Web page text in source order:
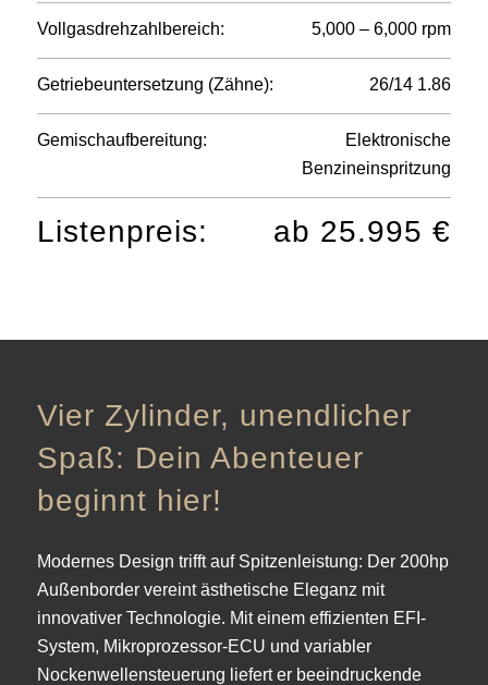
Vollgasdrehzahlbereich: 5,000 – 6,000 rpm
Getriebeuntersetzung (Zähne): 26/14 1.86
Gemischaufbereitung:
Elektronische
Benzineinspritzung
Listenpreis: ab 25.995 €
Vier Zylinder, unendlicher
Spaß: Dein Abenteuer
beginnt hier!
Modernes Design trifft auf Spitzenleistung: Der 200hp
Außenborder vereint ästhetische Eleganz mit
innovativer Technologie. Mit einem effizienten EFI-
System, Mikroprozessor-ECU und variabler
Nockenwellensteuerung liefert er beeindruckende